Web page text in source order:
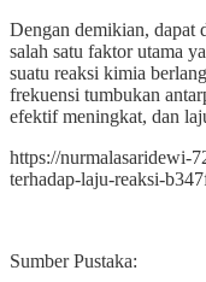
Dengan demikian, dapat
salah satu faktor utama
suatu reaksi kimia
frekuensi tumbukan
efektif meningkat, dan
https://nurmalasaridewi-
terhadap-laju-reaksi-
Sumber Pustaka: